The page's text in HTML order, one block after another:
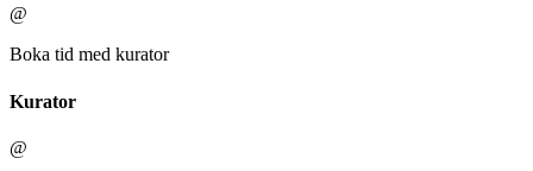
@
Boka tid med kurator
Kurator
@